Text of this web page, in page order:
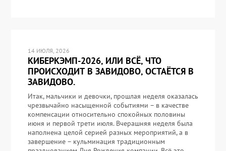
14 ИЮЛЯ, 2026
КИБЕРКЭМП-2026, ИЛИ ВСЁ, ЧТО
ПРОИСХОДИТ В ЗАВИДОВО, ОСТАЁТСЯ В
ЗАВИДОВО.
Итак, мальчики и девочки, прошлая неделя оказалась
чрезвычайно насыщенной событиями – в качестве
компенсации относительно спокойных половины
июня и первой трети июля. Вчерашняя неделя была
наполнена целой серией разных мероприятий, а в
завершение – кульминация традиционным